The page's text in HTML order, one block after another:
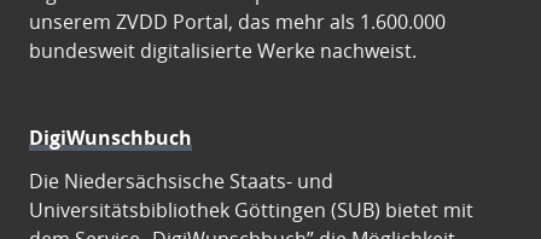
unserem ZVDD Portal, das mehr als 1.600.000
bundesweit digitalisierte Werke nachweist.
DigiWunschbuch
Die Niedersächsische Staats- und
Universitätsbibliothek Göttingen (SUB) bietet mit